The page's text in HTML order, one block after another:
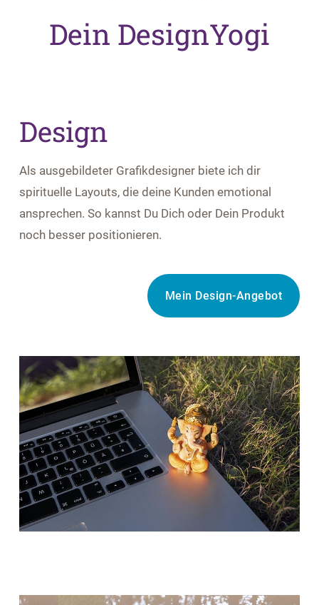
Dein DesignYogi
Design
Als ausgebildeter Grafikdesigner biete ich dir
spirituelle Layouts, die deine Kunden emotional
ansprechen. So kannst Du Dich oder Dein Produkt
noch besser positionieren.
Mein Design-Angebot